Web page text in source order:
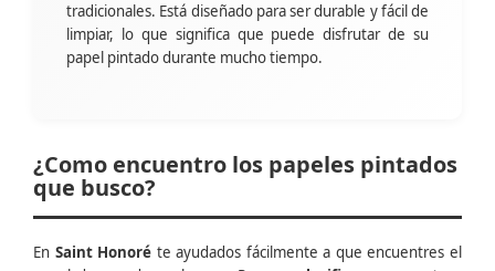
tradicionales. Está diseñado para ser durable y fácil de
limpiar, lo que significa que puede disfrutar de su
papel pintado durante mucho tiempo.
¿Como encuentro los papeles pintados
que busco?
En Saint Honoré te ayudados fácilmente a que encuentres el